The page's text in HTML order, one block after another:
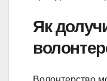
Як